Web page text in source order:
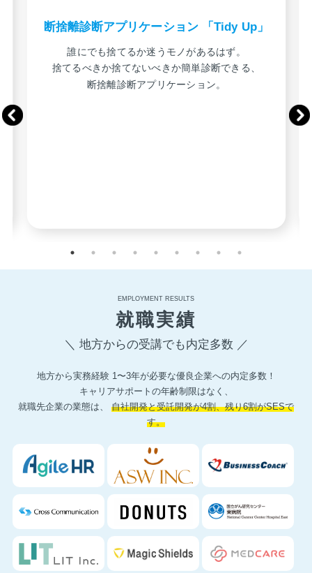
断捨離診断アプリケーション 「Tidy Up」
誰にでも捨てるか迷うモノがあるはず。
捨てるべきか捨てないべきか簡単診断できる、
断捨離診断アプリケーション。
EMPLOYMENT RESULTS
就職実績
＼ 地方からの受講でも内定多数 ／
地方から実務経験 1〜3年が必要な優良企業への内定多数！
キャリアサポートの年齢制限はなく、
就職先企業の業態は、 自社開発と受託開発が4割、残り6割がSESで
す。